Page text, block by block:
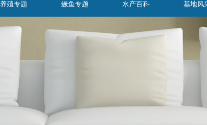
养殖专题 鳜鱼专题 水产百科 基地风